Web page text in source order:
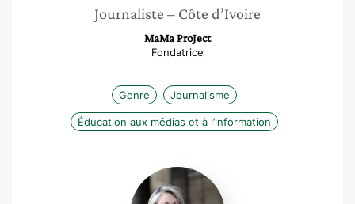
Journaliste – Côte d’Ivoire
MaMa ProJect
Fondatrice
Genre Journalisme
Éducation aux médias et à l’information
Sophie
Loubière